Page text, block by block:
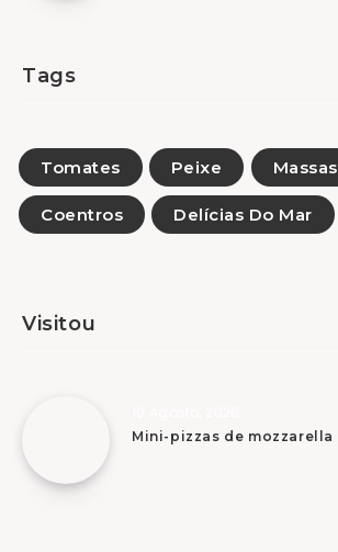
Tags
Tomates Peixe Massas
Coentros Delícias Do Mar
Visitou
Mini-pizzas de mozzarella